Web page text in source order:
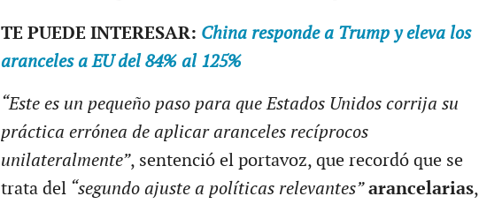
TE PUEDE INTERESAR: China responde a Trump y eleva los
aranceles a EU del 84% al 125%
“Este es un pequeño paso para que Estados Unidos corrija su
práctica errónea de aplicar aranceles recíprocos
unilateralmente”, sentenció el portavoz, que recordó que se
trata del“segundo ajuste a políticas relevantes” arancelarias,